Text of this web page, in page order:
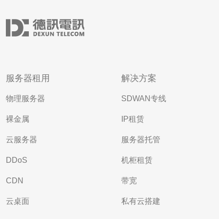
服务器租用
物理服务器
裸金属
云服务器
DDoS
CDN
云桌面
解决方案
SDWAN专线
IP租赁
服务器托管
机柜租赁
带宽
私有云搭建